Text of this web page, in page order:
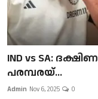
IND vs SA:
പരമ്പരയ്...
Admin Nov 6, 2025 0